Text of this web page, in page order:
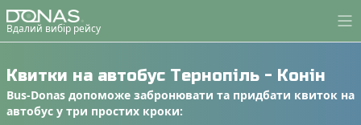
Вдалий вибір рейсу
Квитки на автобус Тернопіль - Конін
Bus-Donas допоможе забронювати та придбати квиток на
автобус у три простих кроки: